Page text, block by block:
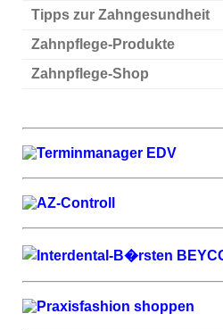
Tipps zur Zahngesundheit
Zahnpflege-Produkte
Zahnpflege-Shop